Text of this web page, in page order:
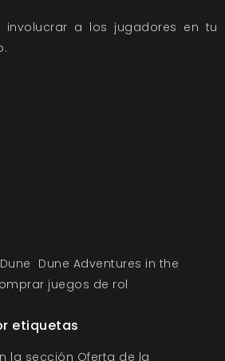
involucrar a los jugadores en tu
Dune Adventures in the
juegos de rol
etiquetas
la sección Oferta de la